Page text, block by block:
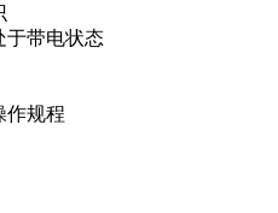
于带电状态
作规程